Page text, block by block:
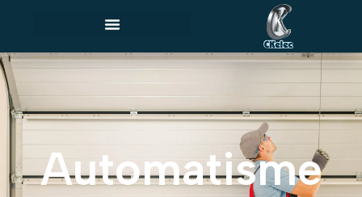
Automatisme